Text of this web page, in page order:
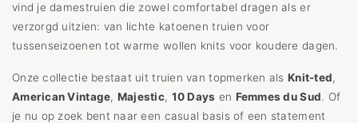
vind je damestruien die zowel comfortabel dragen als er
verzorgd uitzien: van lichte katoenen truien voor
tussenseizoenen tot warme wollen knits voor koudere dagen.
Onze collectie bestaat uit truien van topmerken alsKnit-ted,
American Vintage, Majestic, 10 Days en Femmes du Sud. Of
je nu op zoek bent naar een casual basis of een statement